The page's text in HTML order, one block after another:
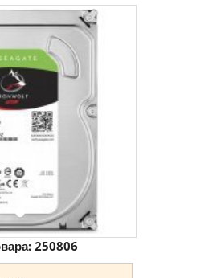
250806